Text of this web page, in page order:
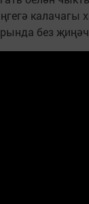
калачагы
без